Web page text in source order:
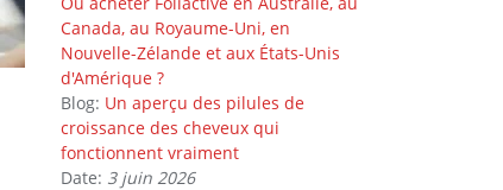
Canada, au Royaume-Uni, en
Nouvelle-Zélande et aux États-Unis
d'Amérique ?
Blog: Un aperçu des pilules de
croissance des cheveux qui
fonctionnent vraiment
Date: 3 juin 2026